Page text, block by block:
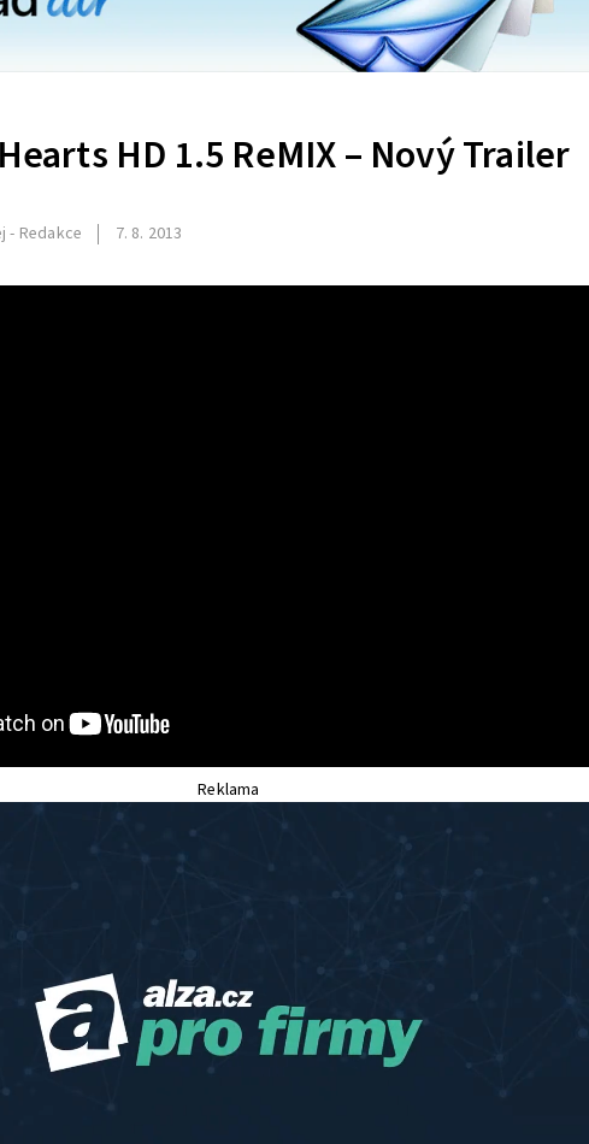
HD 1.5 ReMIX – Nový Trailer
- Redakce 7. 8. 2013
Reklama